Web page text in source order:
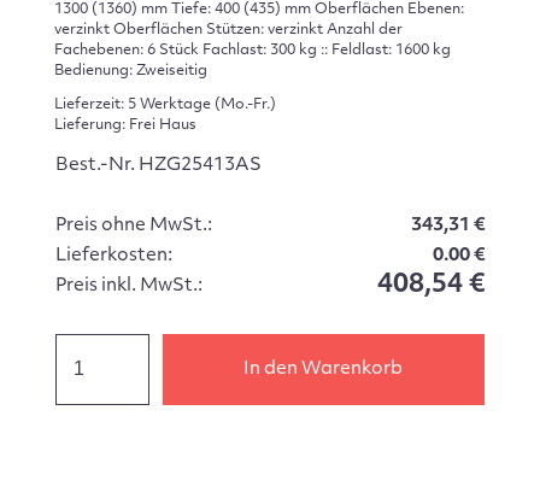
1300 (1360) mm Tiefe: 400 (435) mm Oberflächen Ebenen:
verzinkt Oberflächen Stützen: verzinkt Anzahl der
Fachebenen: 6 Stück Fachlast: 300 kg :: Feldlast: 1600 kg
Bedienung: Zweiseitig
Lieferzeit: 5 Werktage (Mo.-Fr.)
Lieferung: Frei Haus
Best.-Nr. HZG25413AS
Preis ohne MwSt.:
343,31 €
Lieferkosten:
0.00 €
Preis inkl. MwSt.:
408,54 €
In den Warenkorb